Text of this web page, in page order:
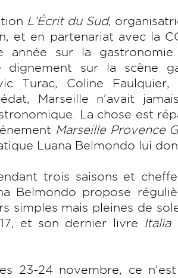
L’Écrit du Sud,
et en partenariat avec la
année sur la
dignement sur la scène
Turac, Coline
Marseille n’avait
La chose est
Marseille Provence
Luana Belmondo lui
trois saisons et
Belmondo propose
simples mais pleines de
et son dernier livre Italia
23-24 novembre, ce